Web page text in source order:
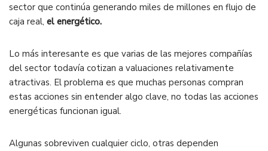
sector que continúa generando miles de millones en flujo de
caja real, el energético.
Lo más interesante es que varias de las mejores compañías
del sector todavía cotizan a valuaciones relativamente
atractivas. El problema es que muchas personas compran
estas acciones sin entender algo clave, no todas las acciones
energéticas funcionan igual.
Algunas sobreviven cualquier ciclo, otras dependen